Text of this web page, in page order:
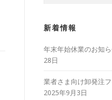
新着情報
年末年始休業のお知
28日
業者さま向け卸発注
2025年9月3日